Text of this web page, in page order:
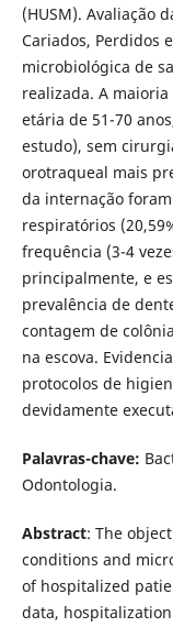
(HUSM). Avaliação
Cariados, Perdidos
microbiológica de
realizada. A
etária de 51-70
estudo), sem
orotraqueal mais
da internação
respiratórios
frequência (3-4
principalmente, e
prevalência de
contagem de
na escova.
protocolos de
devidamente
Palavras-chave:
Odontologia.
Abstract: The
conditions and
of hospitalized
data,